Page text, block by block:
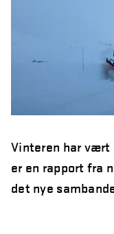
Northcom skal
systemer til
Sepura SCL3 –
Northcom News #7
INVISIO Link™ –
Hedmarken
Vinteren har vært
er en rapport fra
det nye